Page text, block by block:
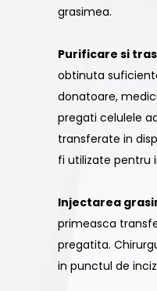
grasimea.
Purificare si
obtinuta
donatoare,
pregati celulele
transferate in
fi utilizate pentru
Injectarea
primeasca
pregatita.
in punctul de